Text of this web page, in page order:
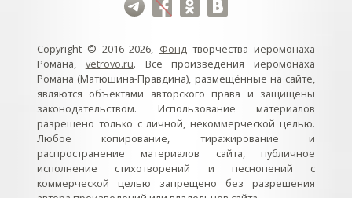
Copyright © 2016–2026, Фонд творчества иеромонаха
Романа, vetrovo.ru. Все произведения иеромонаха
Романа (Матюшина-Правдина), размещённые на сайте,
являются объектами авторского права и защищены
законодательством. Использование материалов
разрешено только с личной, некоммерческой целью.
Любое копирование, тиражирование и
распространение материалов сайта, публичное
исполнение стихотворений и песнопений с
коммерческой целью запрещено без разрешения